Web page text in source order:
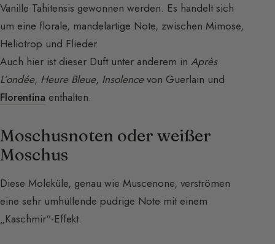
Vanille Tahitensis gewonnen werden. Es handelt sich
um eine florale, mandelartige Note, zwischen Mimose,
Heliotrop und Flieder.
Auch hier ist dieser Duft unter anderem in Après
L’ondée, Heure Bleue, Insolencevon Guerlain und
Florentina enthalten.
Moschusnoten oder weißer
Moschus
Diese Moleküle, genau wie Muscenone, verströmen
eine sehr umhüllende pudrige Note mit einem
„Kaschmir“-Effekt.